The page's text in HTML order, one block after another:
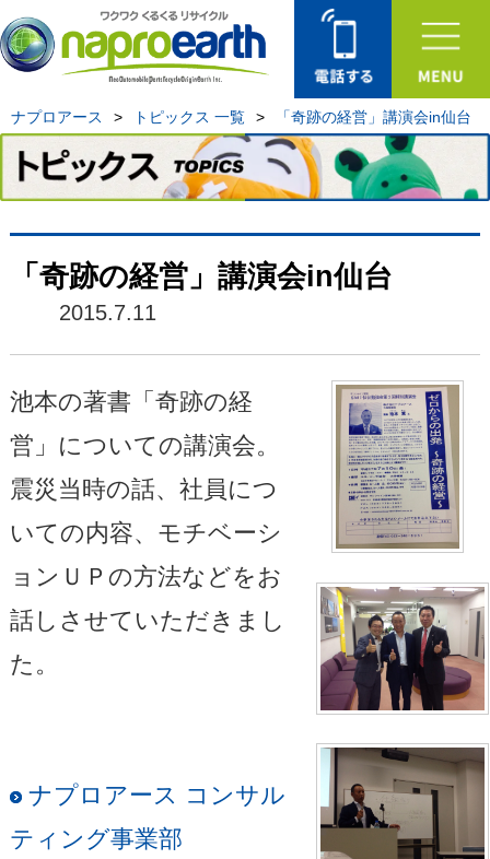
ナプロアース > トピックス 一覧 > 「奇跡の経営」講演会in仙台
「奇跡の経営」講演会in仙台
2015.7.11
池本の著書「奇跡の経
営」についての講演会。
震災当時の話、社員につ
いての内容、モチベーシ
ョンＵＰの方法などをお
話しさせていただきまし
た。
ナプロアース コンサル
ティング事業部